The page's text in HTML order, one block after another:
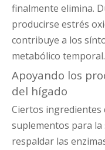
finalmente elimina.
producirse estrés
contribuye a los
metabólico temporal.
Apoyando los
del hígado
Ciertos ingredientes
suplementos para la
respaldar las